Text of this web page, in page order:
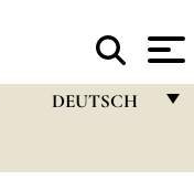
DEUTSCH